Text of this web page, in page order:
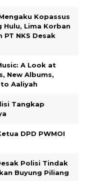
Kopassus
Lima Korban
PT NKS Desak
A Look at
New Albums,
Aaliyah
Tangkap
DPD PWMOI
Polisi Tindak
Buyung Piliang